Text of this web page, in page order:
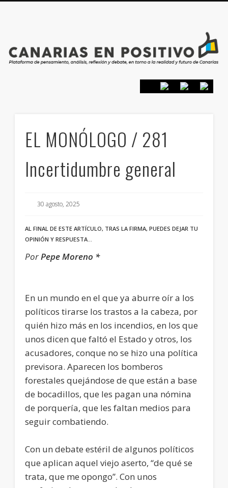
EL MONÓLOGO / 281
Incertidumbre general
30 agosto, 2025
AL FINAL DE ESTE ARTÍCULO, TRAS LA FIRMA, PUEDES DEJAR TU
OPINIÓN Y RESPUESTA…
PorPepe Moreno *
En un mundo en el que ya aburre oír a los
políticos tirarse los trastos a la cabeza, por
quién hizo más en los incendios, en los que
unos dicen que faltó el Estado y otros, los
acusadores, conque no se hizo una política
previsora. Aparecen los bomberos
forestales quejándose de que están a base
de bocadillos, que les pagan una nómina
de porquería, que les faltan medios para
seguir combatiendo.
Con un debate estéril de algunos políticos
que aplican aquel viejo aserto, “de qué se
trata, que me opongo”. Con unos